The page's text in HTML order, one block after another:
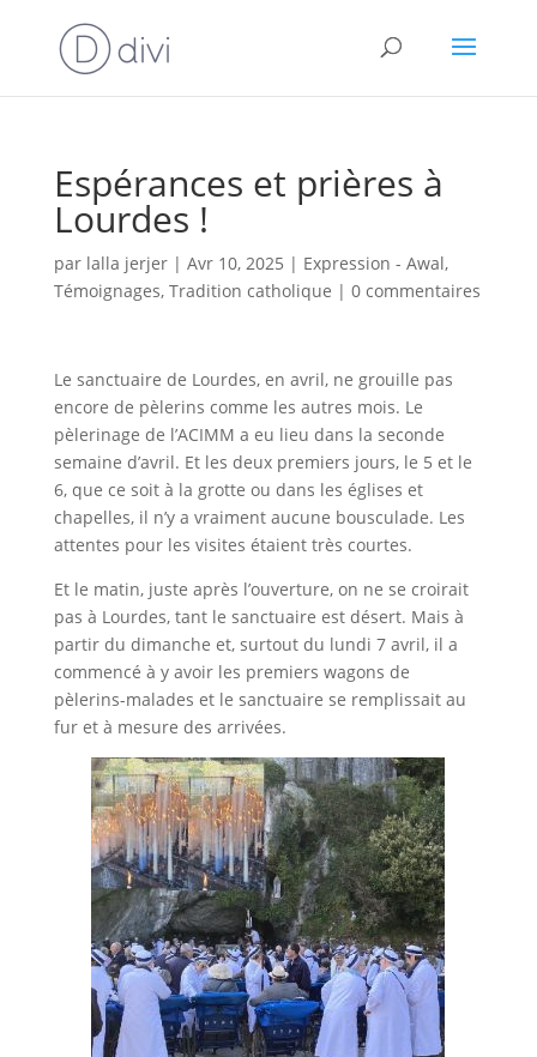
Espérances et prières à
Lourdes !
par lalla jerjer| Avr 10, 2025 | Expression - Awal,
Témoignages, Tradition catholique | 0 commentaires
Le sanctuaire de Lourdes, en avril, ne grouille pas
encore de pèlerins comme les autres mois. Le
pèlerinage de l’ACIMM a eu lieu dans la seconde
semaine d’avril. Et les deux premiers jours, le 5 et le
6, que ce soit à la grotte ou dans les églises et
chapelles, il n’y a vraiment aucune bousculade. Les
attentes pour les visites étaient très courtes.
Et le matin, juste après l’ouverture, on ne se croirait
pas à Lourdes, tant le sanctuaire est désert. Mais à
partir du dimanche et, surtout du lundi 7 avril, il a
commencé à y avoir les premiers wagons de
pèlerins-malades et le sanctuaire se remplissait au
fur et à mesure des arrivées.